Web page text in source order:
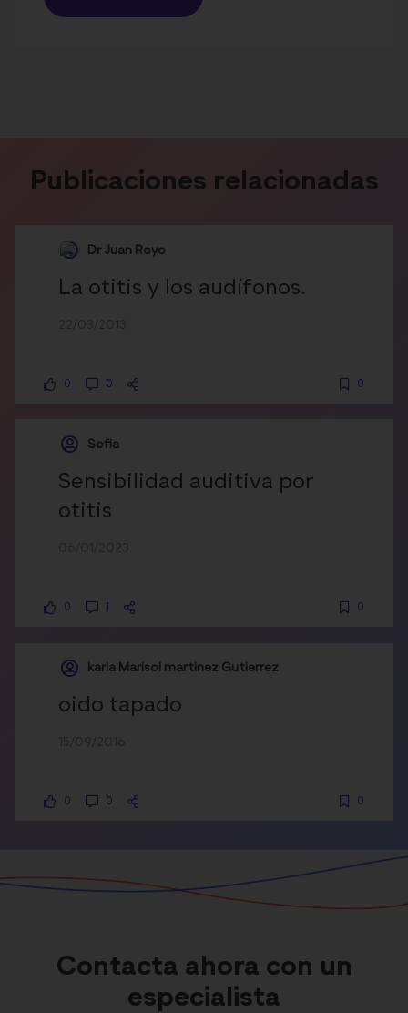
Publicaciones relacionadas
Dr Juan Royo
La otitis y los audífonos.
0 0 0
Sofia
Sensibilidad auditiva por
otitis
0 0
karla Marisol martinez Gutierrez
oido tapado
0 0 0
Contacta ahora con un
especialista